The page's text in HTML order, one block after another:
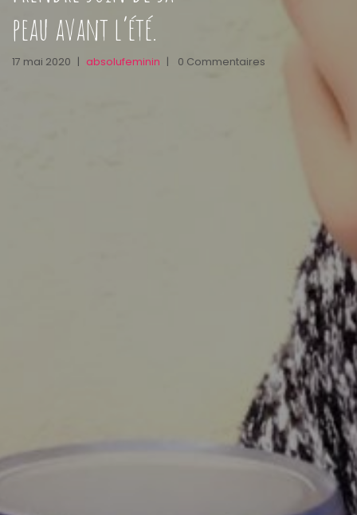
peau avant l’été.
17 mai 2020 | absolufeminin | 0 Commentaires